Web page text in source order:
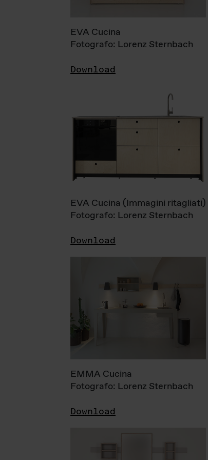
EVA Cucina
Fotografo: Lorenz Sternbach
Download
EVA Cucina (Immagini ritagliati)
Fotografo: Lorenz Sternbach
Download
EMMA Cucina
Fotografo: Lorenz Sternbach
Download